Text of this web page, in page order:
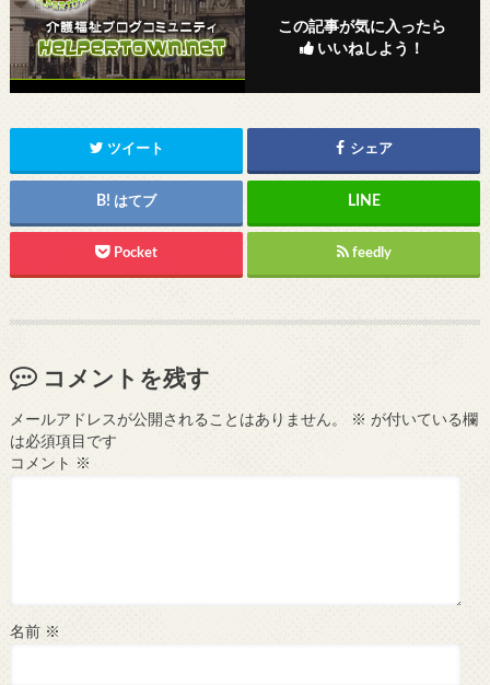
この記事が気に入ったら
いいねしよう！
ツイート シェア
はてブ
Pocket feedly
コメントを残す
メールアドレスが公開されることはありません。 ※ が付いている欄
は必須項目です
コメント
※
名前 ※